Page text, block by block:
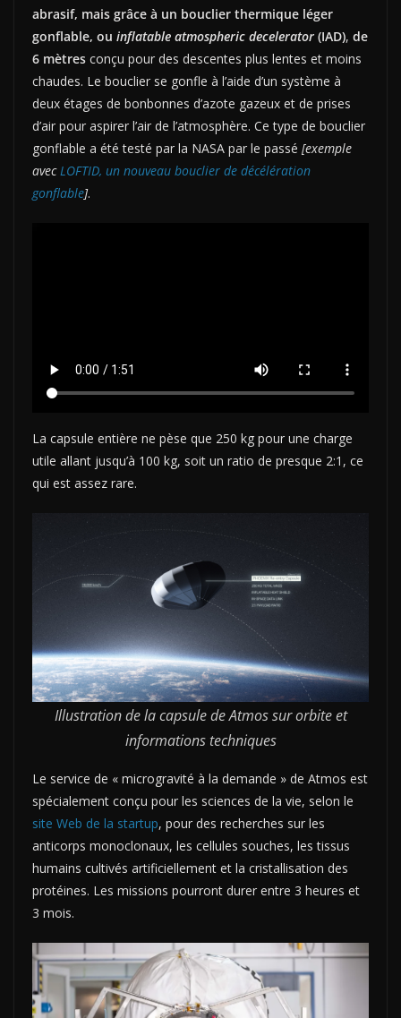
abrasif, mais grâce à un bouclier thermique léger
gonflable, ou inflatable atmospheric decelerator (IAD), de
6 mètres conçu pour des descentes plus lentes et moins
chaudes. Le bouclier se gonfle à l’aide d’un système à
deux étages de bonbonnes d’azote gazeux et de prises
d’air pour aspirer l’air de l’atmosphère. Ce type de bouclier
gonflable a été testé par la NASA par le passé [exemple
avecLOFTID, un nouveau bouclier de décélération
gonflable].
La capsule entière ne pèse que 250 kg pour une charge
utile allant jusqu’à 100 kg, soit un ratio de presque 2:1, ce
qui est assez rare.
Illustration de la capsule de Atmos sur orbite et
informations techniques
Le service de « microgravité à la demande » de Atmos est
spécialement conçu pour les sciences de la vie, selon le
site Web de la startup, pour des recherches sur les
anticorps monoclonaux, les cellules souches, les tissus
humains cultivés artificiellement et la cristallisation des
protéines. Les missions pourront durer entre 3 heures et
3 mois.